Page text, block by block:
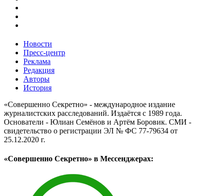
Новости
Пресс-центр
Реклама
Редакция
Авторы
История
«Совершенно Секретно» - международное издание
журналистских расследований. Издаётся с 1989 года.
Основатели - Юлиан Семёнов и Артём Боровик. CМИ -
свидетельство о регистрации ЭЛ № ФС 77-79634 от
25.12.2020 г.
«Совершенно Секретно» в Мессенджерах: